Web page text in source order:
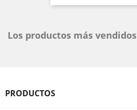
Los productos más vendidos
PRODUCTOS